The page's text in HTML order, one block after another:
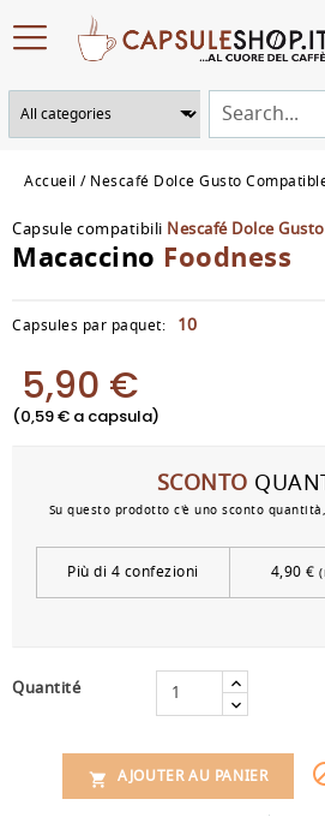
Accueil Nescafé Dolce Gusto
Capsule compatibili Nescafé Dolce
Macaccino Foodness
Capsules par paquet: 10
5,90 €
(0,59 € a capsula)
SCONTO
Su questo prodotto c'è uno sconto
Più di 4 confezioni 4,90 €
Quantité
 AJOUTER AU PANIER